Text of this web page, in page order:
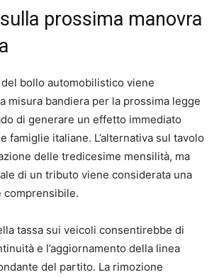
prossima manovra
bollo automobilistico viene
misura bandiera per la prossima legge
di generare un effetto immediato
famiglie italiane. L’alternativa sul tavolo
delle tredicesime mensilità, ma
di un tributo viene considerata una
comprensibile.
tassa sui veicoli consentirebbe di
e l’aggiornamento della linea
del partito. La rimozione